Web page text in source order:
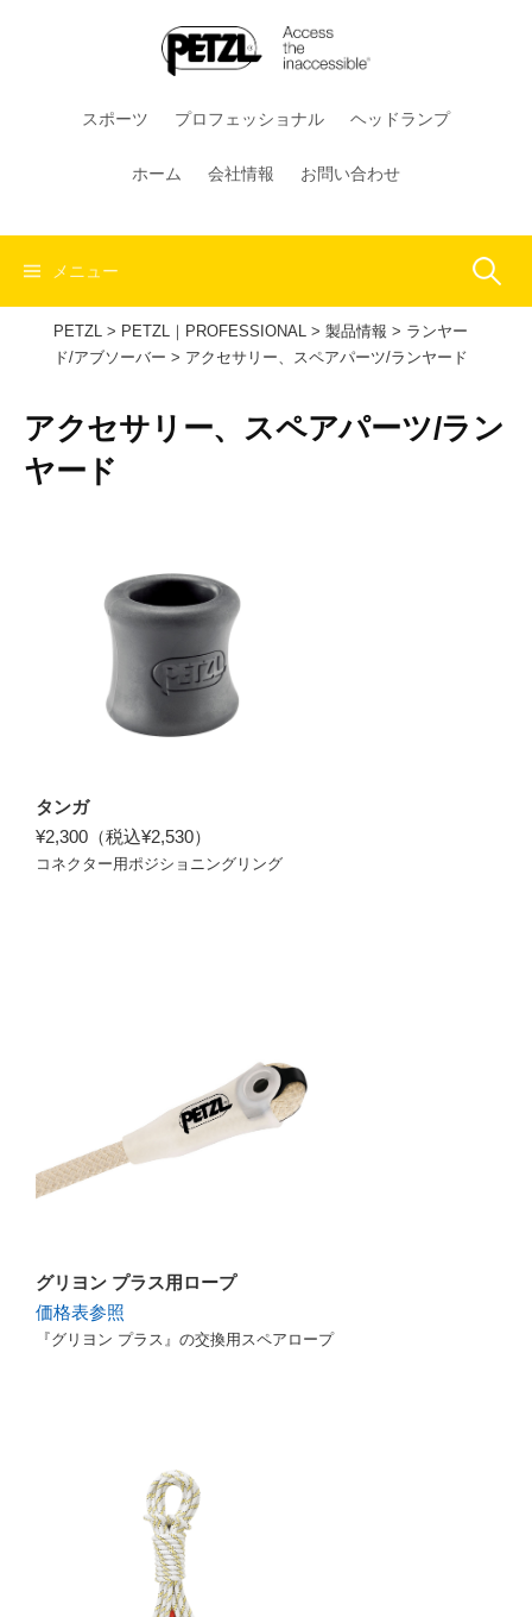
スポーツ プロフェッショナル ヘッドランプ
ホーム 会社情報 お問い合わせ
メニュー 検
PETZL > PETZL｜PROFESSIONAL > 製品情報 > ランヤー
ド/アブソーバー > アクセサリー、スペアパーツ/ランヤード
アクセサリー、スペアパーツ/ラン
ヤード
タンガ
¥2,300（税込¥2,530）
コネクター用ポジショニングリング
グリヨン プラス用ロープ
価格表参照
『グリヨン プラス』の交換用スペアロープ